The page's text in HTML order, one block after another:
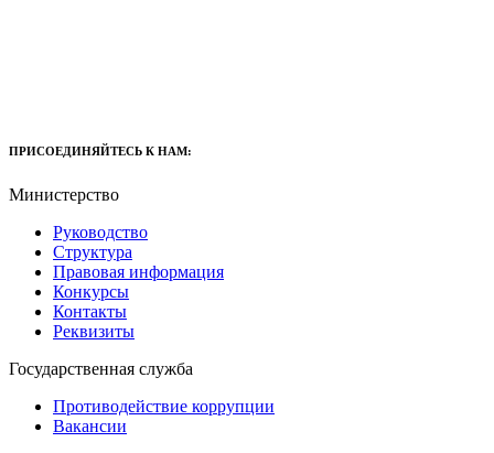
ПРИСОЕДИНЯЙТЕСЬ К НАМ:
Министерство
Руководство
Структура
Правовая информация
Конкурсы
Контакты
Реквизиты
Государственная служба
Противодействие коррупции
Вакансии